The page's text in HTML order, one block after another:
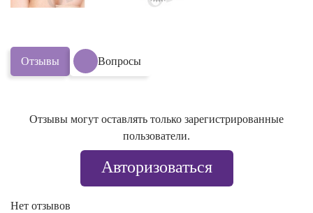
Отзывы Вопросы
Отзывы могут оставлять только зарегистрированные
пользователи.
Авторизоваться
Нет отзывов